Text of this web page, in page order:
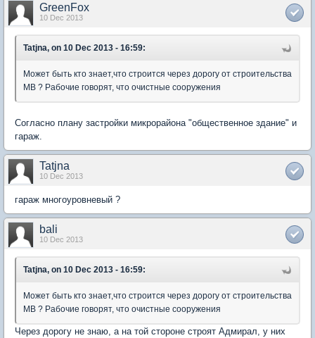
GreenFox
10 Dec 2013
Tatjna, on 10 Dec 2013 - 16:59:
Может быть кто знает,что строится через дорогу от строительства
МВ ? Рабочие говорят, что очистные сооружения
Согласно плану застройки микрорайона "общественное здание" и
гараж.
Tatjna
10 Dec 2013
гараж многоуровневый ?
bali
10 Dec 2013
Tatjna, on 10 Dec 2013 - 16:59:
Может быть кто знает,что строится через дорогу от строительства
МВ ? Рабочие говорят, что очистные сооружения
Через дорогу не знаю, а на той стороне строят Адмирал, у них